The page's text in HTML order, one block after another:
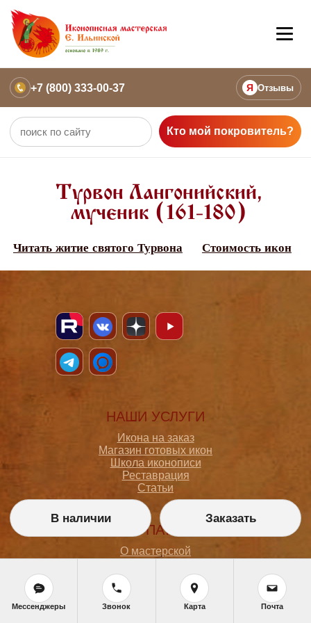
+7 (800) 333-00-37 Я Отзывы
Кто мой покровитель?
Турвон Лангонийский,
мученик (161-180)
Читать житие святого Турвона Стоимость икон
НАШИ УСЛУГИ
Икона на заказ
Магазин готовых икон
Школа иконописи
Реставрация
Статьи
ПОКУПАТЕЛЮ
О мастерской
Доставка и оплата
Политика конфиденциальности
Согласие на обработку персональных данных
Политика обработки персональных данных
В наличии Заказать
Мессенджеры Звонок Карта Почта